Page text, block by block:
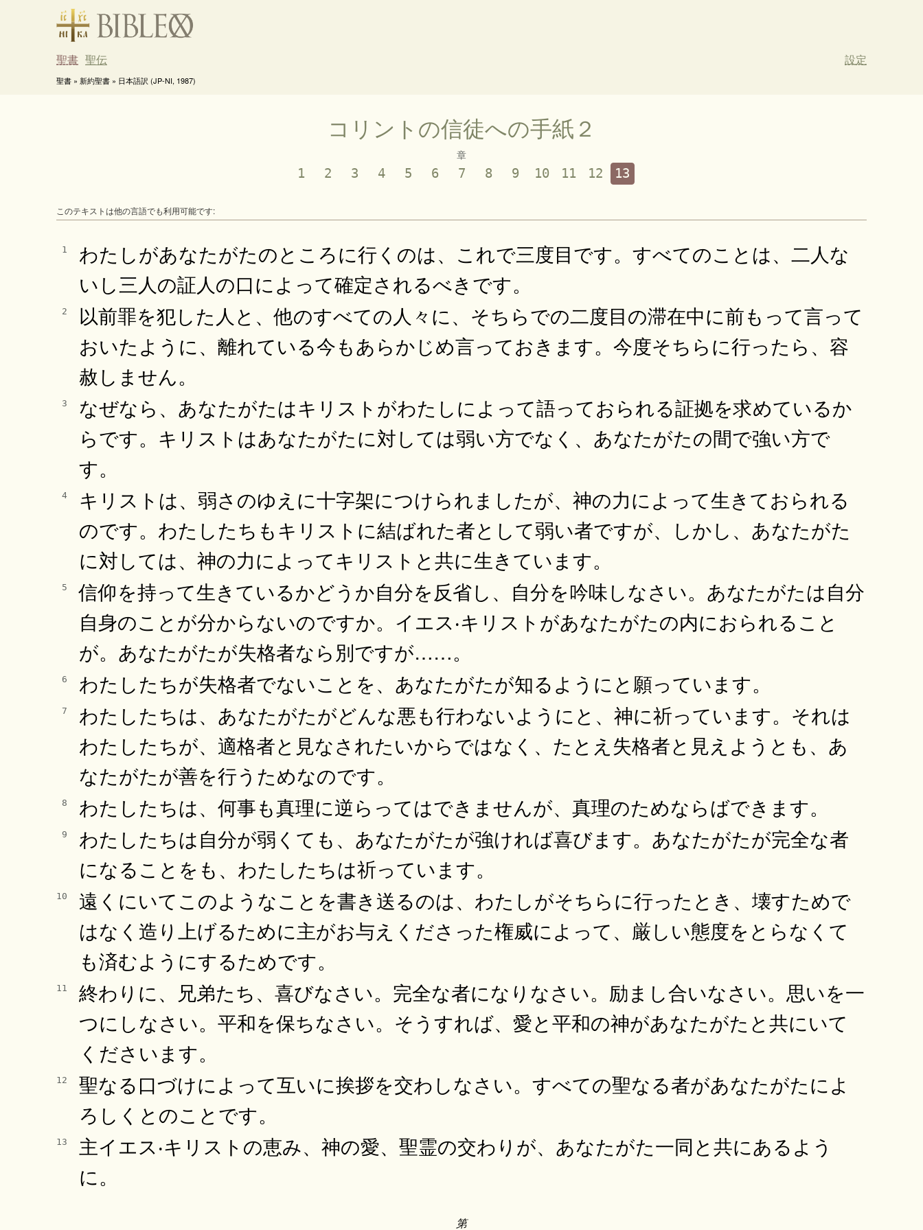
聖書 聖伝 設定
聖書 » 新約聖書 » 日本語訳 (JP-NI, 1987)
コリントの信徒への手紙２
章
1 2 3 4 5 6 7 8 9 10 11 12 13
このテキストは他の言語でも利用可能です:
1
わたしがあなたがたのところに行くのは、これで三度目です。すべてのことは、二人な
いし三人の証人の口によって確定されるべきです。
2
以前罪を犯した人と、他のすべての人々に、そちらでの二度目の滞在中に前もって言って
おいたように、離れている今もあらかじめ言っておきます。今度そちらに行ったら、容
赦しません。
3
なぜなら、あなたがたはキリストがわたしによって語っておられる証拠を求めているか
らです。キリストはあなたがたに対しては弱い方でなく、あなたがたの間で強い方で
す。
4
キリストは、弱さのゆえに十字架につけられましたが、神の力によって生きておられる
のです。わたしたちもキリストに結ばれた者として弱い者ですが、しかし、あなたがた
に対しては、神の力によってキリストと共に生きています。
5
信仰を持って生きているかどうか自分を反省し、自分を吟味しなさい。あなたがたは自分
自身のことが分からないのですか。イエス‧キリストがあなたがたの内におられること
が。あなたがたが失格者なら別ですが……。
6 わたしたちが失格者でないことを、あなたがたが知るようにと願っています。
7
わたしたちは、あなたがたがどんな悪も行わないようにと、神に祈っています。それは
わたしたちが、適格者と見なされたいからではなく、たとえ失格者と見えようとも、あ
なたがたが善を行うためなのです。
8 わたしたちは、何事も真理に逆らってはできませんが、真理のためならばできます。
9
わたしたちは自分が弱くても、あなたがたが強ければ喜びます。あなたがたが完全な者
になることをも、わたしたちは祈っています。
10
遠くにいてこのようなことを書き送るのは、わたしがそちらに行ったとき、壊すためで
はなく造り上げるために主がお与えくださった権威によって、厳しい態度をとらなくて
も済むようにするためです。
11
終わりに、兄弟たち、喜びなさい。完全な者になりなさい。励まし合いなさい。思いを一
つにしなさい。平和を保ちなさい。そうすれば、愛と平和の神があなたがたと共にいて
くださいます。
12
聖なる口づけによって互いに挨拶を交わしなさい。すべての聖なる者があなたがたによ
ろしくとのことです。
13
主イエス‧キリストの恵み、神の愛、聖霊の交わりが、あなたがた一同と共にあるよう
に。
第